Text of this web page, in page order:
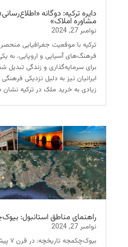
دایره ترکیه: دوگانه
مشاوره املاک»
نوامبر 27, 2024
ترکیه با موقعیت جغرافیایی منحصر
فرهنگ‌های آسیایی و اروپایی، به
برای سرمایه‌گذاری و زندگی تبدیل
ایرانیان نیز به دلیل نزدیکی
زیادی به خرید ملک در ترکیه نشان
راهنمای مناطق استانبول:
نوامبر 27, 2024